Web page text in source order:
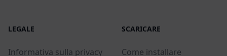
LEGALE
Informativa sulla privacy
SCARICARE
Come installare